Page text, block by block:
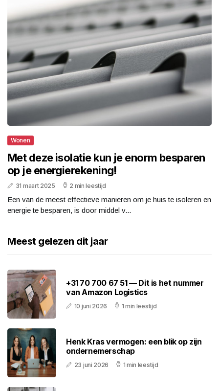
Wonen
Met deze isolatie kun je enorm besparen
op je energierekening!
31 maart 2025 2 min leestijd
Een van de meest effectieve manieren om je huis te isoleren en
energie te besparen, is door middel v...
Meest gelezen dit jaar
+31 70 700 67 51 — Dit is het nummer
van Amazon Logistics
10 juni 2026 1 min leestijd
Henk Kras vermogen: een blik op zijn
ondernemerschap
23 juni 2026 1 min leestijd